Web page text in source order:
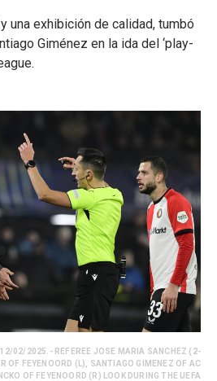
una exhibición de calidad, tumbó
Giménez en la ida del ‘play-
02/2025.- REFEREE JOSE MARIA SANCHEZ (2-
OF FEYENOORD (L), SANTIAGO GIMENEZ OF AC
OF FEYENOORD (R) LOOK DURING THE UEFA